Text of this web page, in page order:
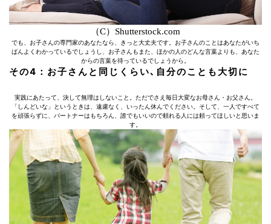
（C）Shutterstock.com
でも、お子さんの専門家のあなたなら、きっと大丈夫です。お子さんのことはあなたがいち
ばんよくわかっているでしょうし、お子さんもまた、ほかの人のどんな言葉よりも、あなた
からの言葉を待っているでしょうから。
その4：お子さんと同じくらい､自分のことも大切に
実践にあたって、決して無理はしないこと。ただでさえ毎日大変なお母さん・お父さん。
「しんどいな」というときは、遠慮なく、いったん休んでください。そして、一人ですべて
を頑張らずに、パートナーはもちろん、誰でもいいので頼れる人には頼ってほしいと思いま
す。